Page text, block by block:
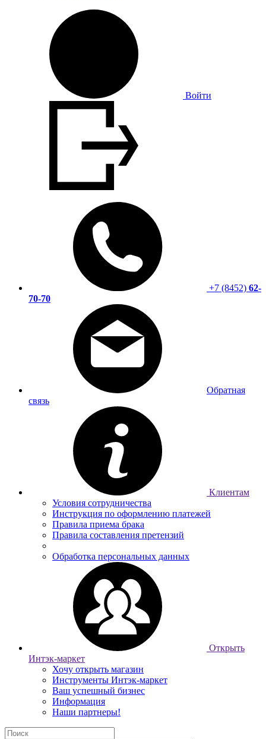
Войти
+7 (8452) 62-
70-70
Обратная
связь
Клиентам
Условия сотрудничества
Инструкция по оформлению платежей
Правила приема брака
Правила составления претензий
Обработка персональных данных
Открыть
Интэк-маркет
Хочу открыть магазин
Инструменты Интэк-маркет
Ваш успешный бизнес
Информация
Наши партнеры!